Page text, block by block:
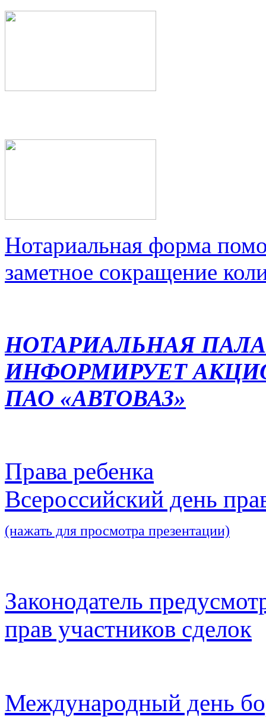
Нотариальная форма
заметное сокращение
НОТАРИАЛЬНАЯ
ИНФОРМИРУЕТ
ПАО «АВТОВАЗ»
Права ребенка
Всероссийский день
(нажать для просмотра презентации)
Законодатель
прав участников сделок
Международный день